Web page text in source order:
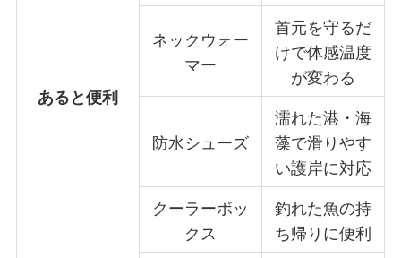
あると便利
ネックウォー
マー
首元を守るだ
けで体感温度
が変わる
防水シューズ
濡れた港・海
藻で滑りやす
い護岸に対応
クーラーボッ
クス
釣れた魚の持
ち帰りに便利